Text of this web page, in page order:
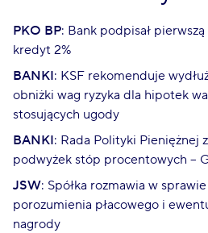
PKO BP: Bank podpisał
kredyt 2%
BANKI: KSF rekomenduje
obniżki wag ryzyka dla hipotek
stosujących ugody
BANKI: Rada Polityki Pieniężnej
podwyżek stóp procentowych –
JSW: Spółka rozmawia w
porozumienia płacowego i
nagrody